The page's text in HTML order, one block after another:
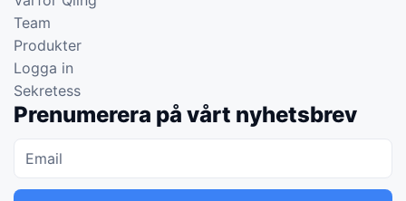
Team
Produkter
Logga in
Sekretess
Prenumerera på vårt nyhetsbrev